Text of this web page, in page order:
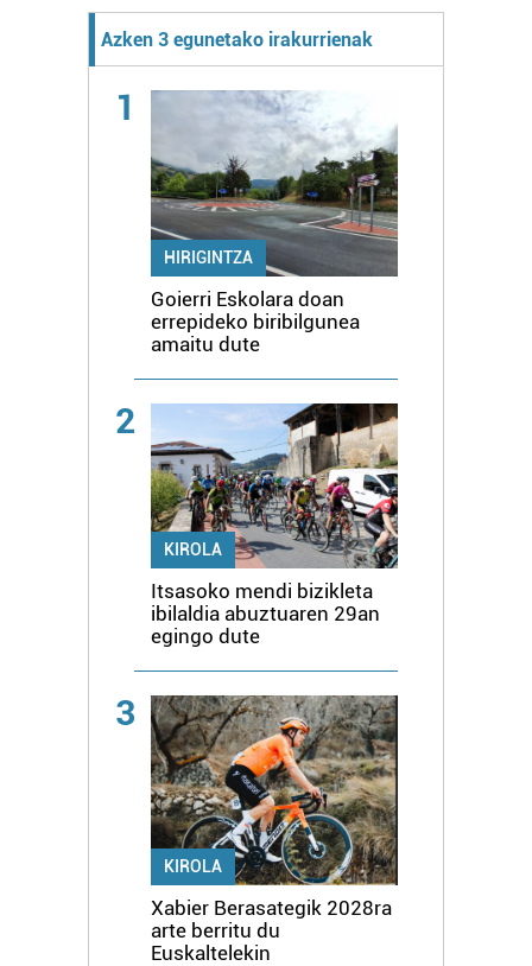
Azken 3 egunetako irakurrienak
1
HIRIGINTZA
Goierri Eskolara doan
errepideko biribilgunea
amaitu dute
2
KIROLA
Itsasoko mendi bizikleta
ibilaldia abuztuaren 29an
egingo dute
3
KIROLA
Xabier Berasategik 2028ra
arte berritu du
Euskaltelekin